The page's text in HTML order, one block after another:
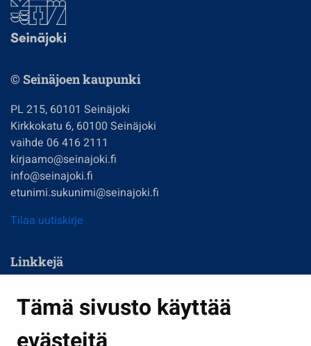
Tämä sivusto käyttää
© Seinäjoen kaupunki
PL 215, 60101 Seinäjoki
Kirkkokatu 6, 60100 Seinäjoki
vaihde 06 416 2111
kirjaamo@seinajoki.fi
info@seinajoki.fi
etunimi.sukunimi@seinajoki.fi
Tilaa uutiskirje
Linkkejä
Kasvatus ja opetus
Kulttuuri ja liikunta